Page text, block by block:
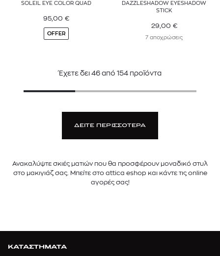
SOLEIL EYE COLOR QUAD
95,00 €
OFFER
DAZZLESHADOW EYESHADOW
STICK
29,00 €
7 αποχρώσεις
Έχετε δει 46από 154προϊόντα
ΔΕΙΤΕ ΠΕΡΙΣΣΟΤΕΡΑ
Ανακαλύψτε σκιές ματιών που θα προσφέρουν μοναδικό στυλ
στο μακιγιάζ σας. Μπείτε στο attica eshop και κάντε τις online
αγορές σας!
ΚΑΤΑΣΤΗΜΑΤΑ